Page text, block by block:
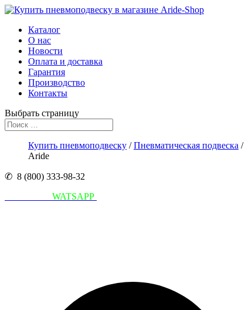
Каталог
О нас
Новости
Оплата и доставка
Гарантия
Производство
Контакты
Выбрать страницу
Купить пневмоподвеску /Пневматическая подвеска /
Aride
✆ 8 (800) 333-98-32
WATSAPP